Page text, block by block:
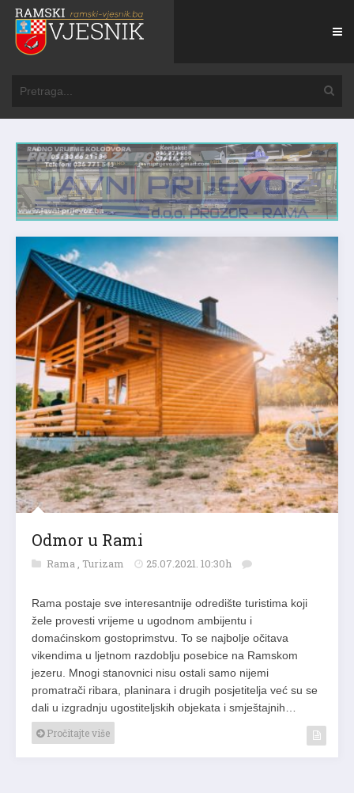
Odmor u Rami
Rama, Turizam 25.07.2021. 10:30h
Rama postaje sve interesantnije odredište turistima koji
žele provesti vrijeme u ugodnom ambijentu i
domaćinskom gostoprimstvu. To se najbolje očitava
vikendima u ljetnom razdoblju posebice na Ramskom
jezeru. Mnogi stanovnici nisu ostali samo nijemi
promatrači ribara, planinara i drugih posjetitelja već su se
dali u izgradnju ugostiteljskih objekata i smještajnih…
Pročitajte više